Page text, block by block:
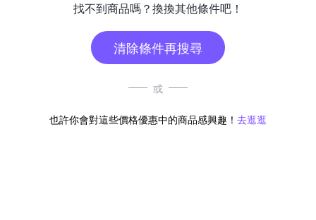
找不到商品嗎？換換其他條件吧！
清除條件再搜尋
或
也許你會對這些價格優惠中的商品感興趣！ 去逛逛